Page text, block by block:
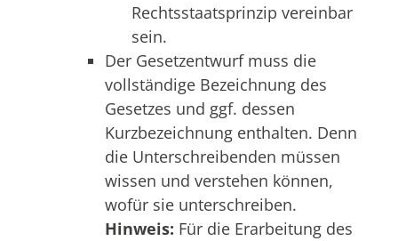
Rechtsstaatsprinzip vereinbar
sein.
Der Gesetzentwurf muss die
vollständige Bezeichnung des
Gesetzes und ggf. dessen
Kurzbezeichnung enthalten. Denn
die Unterschreibenden müssen
wissen und verstehen können,
wofür sie unterschreiben.
Hinweis: Für die Erarbeitung des